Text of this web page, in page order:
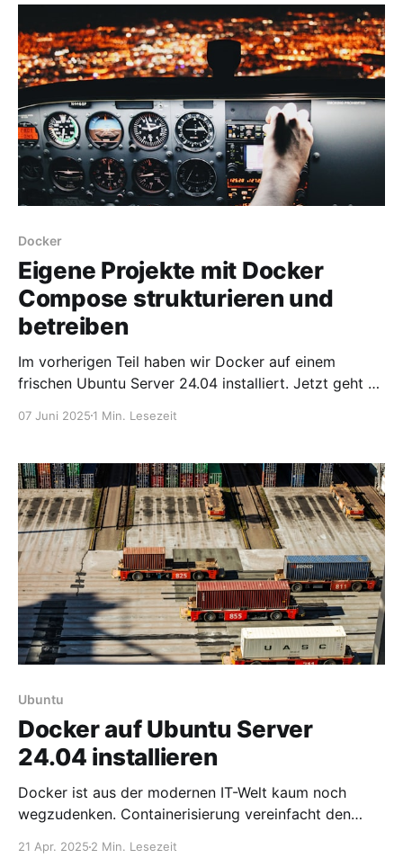
automatisch starten lassen. Voraussetzungen * Ein
Ubuntu 24.04 LTS Server (Root-Zugriff oder sudo) *
Mindestens
Docker
Eigene Projekte mit Docker
Compose strukturieren und
betreiben
Im vorherigen Teil haben wir Docker auf einem
frischen Ubuntu Server 24.04 installiert. Jetzt geht es
zu strukturieren und zu betreiben. Hier zeige ich dir,
Volumes und Umgebungsvariablen sauber verwaltest
* und Best Practices beachtest Projektstruktur: Klar
und
07 Juni 2025 1 Min. Lesezeit
Ubuntu
Docker auf Ubuntu Server
24.04 installieren
Docker ist aus der modernen IT-Welt kaum noch
wegzudenken. Containerisierung vereinfacht den
21 Apr. 2025 2 Min. Lesezeit